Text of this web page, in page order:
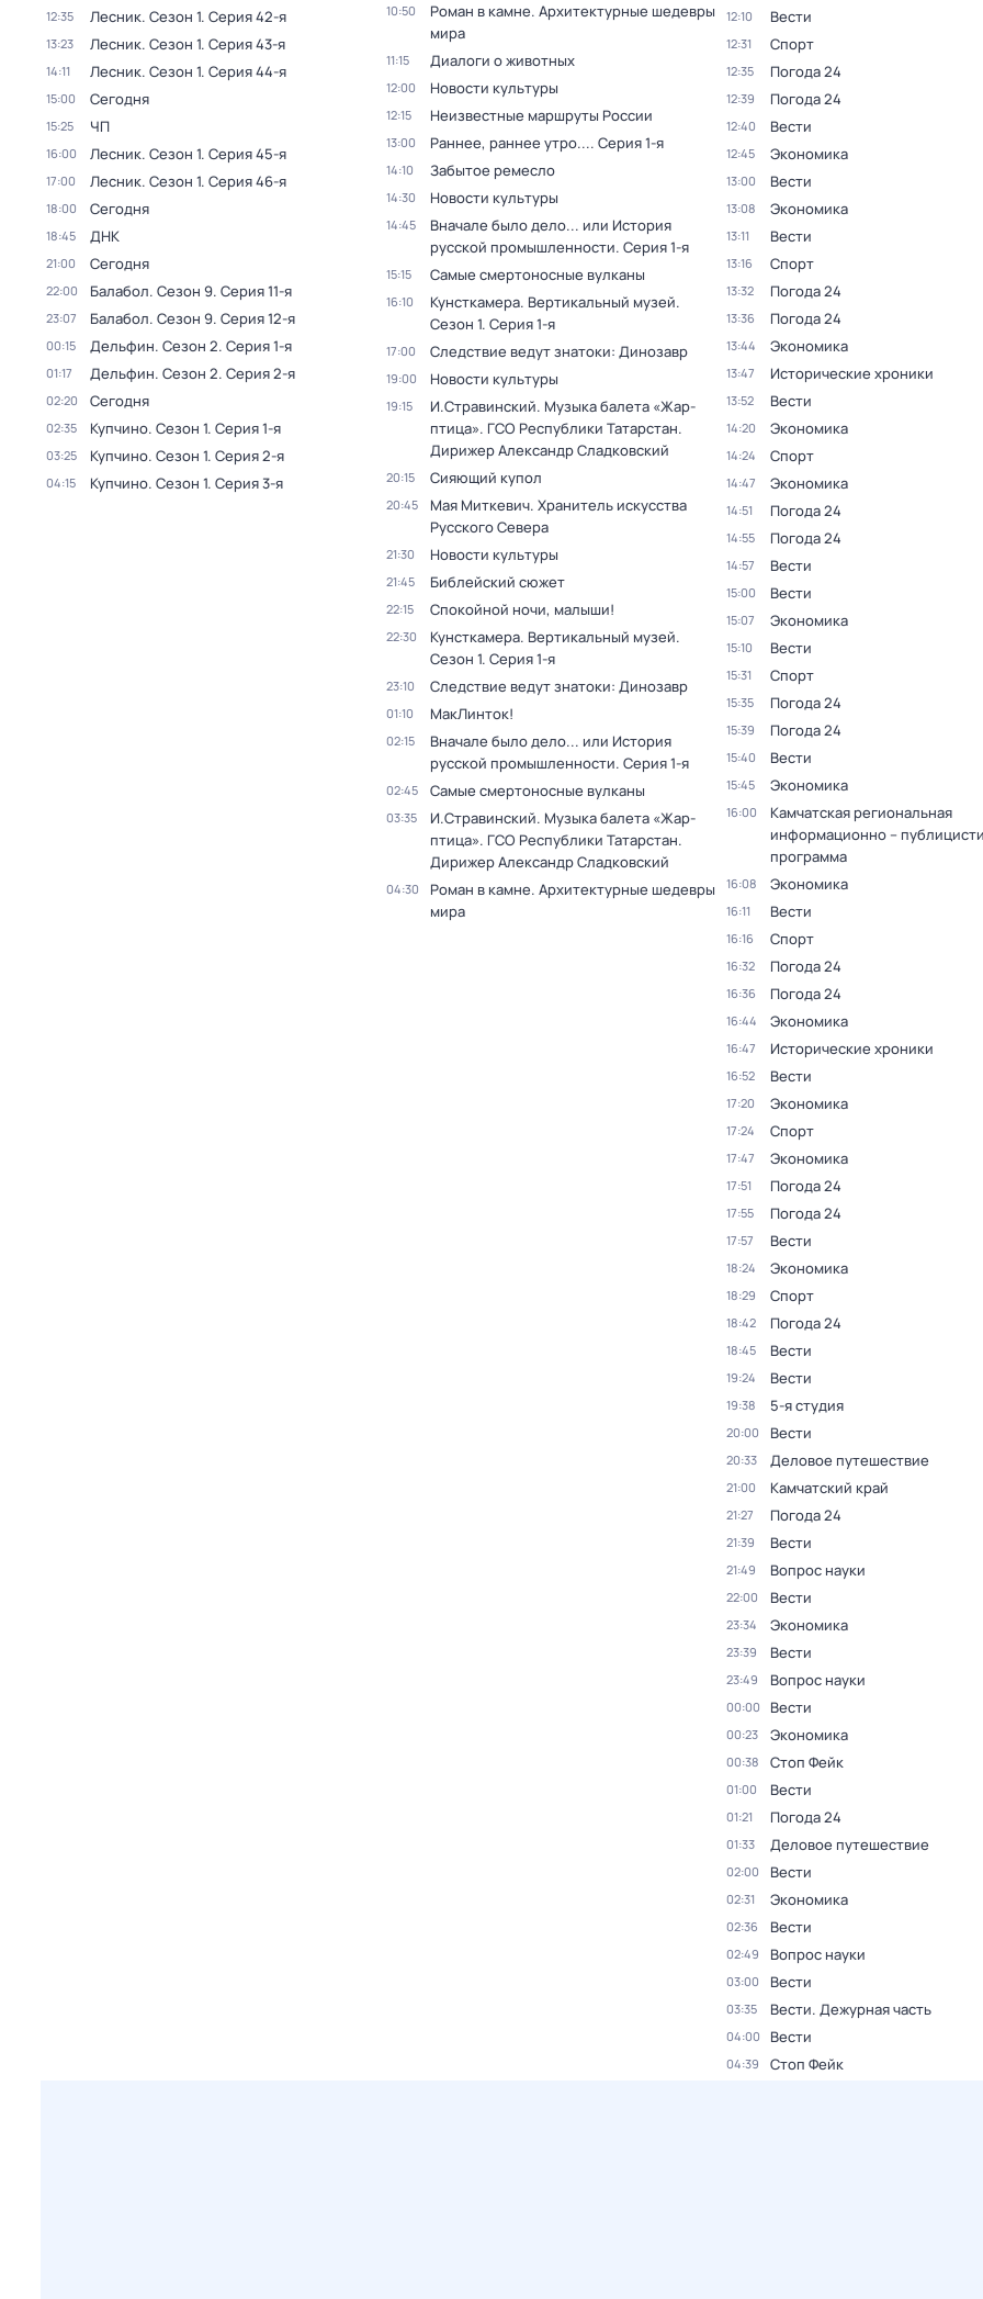
12:35 Лесник. Сезон 1. Серия 42-я
13:23 Лесник. Сезон 1. Серия 43-я
14:11 Лесник. Сезон 1. Серия 44-я
15:00 Сегодня
15:25 ЧП
16:00 Лесник. Сезон 1. Серия 45-я
17:00 Лесник. Сезон 1. Серия 46-я
18:00 Сегодня
18:45 ДНК
21:00 Сегодня
22:00 Балабол. Сезон 9. Серия 11-я
23:07 Балабол. Сезон 9. Серия 12-я
00:15 Дельфин. Сезон 2. Серия 1-я
01:17 Дельфин. Сезон 2. Серия 2-я
02:20 Сегодня
02:35 Купчино. Сезон 1. Серия 1-я
03:25 Купчино. Сезон 1. Серия 2-я
04:15 Купчино. Сезон 1. Серия 3-я
10:50
Роман в камне. Архитектурные шедевры
мира
11:15 Диалоги о животных
12:00 Новости культуры
12:15 Неизвестные маршруты России
13:00 Раннее, раннее утро.... Серия 1-я
14:10 Забытое ремесло
14:30 Новости культуры
14:45
Вначале было дело... или История
русской промышленности. Серия 1-я
15:15 Самые смертоносные вулканы
16:10 Кунсткамера. Вертикальный музей.
Сезон 1. Серия 1-я
17:00 Следствие ведут знатоки: Динозавр
19:00 Новости культуры
19:15
И.Стравинский. Музыка балета «Жар-
птица». ГСО Республики Татарстан.
Дирижер Александр Сладковский
20:15 Сияющий купол
20:45
Мая Миткевич. Хранитель искусства
Русского Севера
21:30 Новости культуры
21:45 Библейский сюжет
22:15 Спокойной ночи, малыши!
22:30 Кунсткамера. Вертикальный музей.
Сезон 1. Серия 1-я
23:10 Следствие ведут знатоки: Динозавр
01:10 МакЛинток!
02:15
Вначале было дело... или История
русской промышленности. Серия 1-я
02:45 Самые смертоносные вулканы
03:35
И.Стравинский. Музыка балета «Жар-
птица». ГСО Республики Татарстан.
Дирижер Александр Сладковский
04:30
Роман в камне. Архитектурные шедевры
мира
12:10 Вести
12:31 Спорт
12:35 Погода 24
12:39 Погода 24
12:40 Вести
12:45 Экономика
13:00 Вести
13:08 Экономика
13:11 Вести
13:16 Спорт
13:32 Погода 24
13:36 Погода 24
13:44 Экономика
13:47 Исторические хроники
13:52 Вести
14:20 Экономика
14:24 Спорт
14:47 Экономика
14:51 Погода 24
14:55 Погода 24
14:57 Вести
15:00 Вести
15:07 Экономика
15:10 Вести
15:31 Спорт
15:35 Погода 24
15:39 Погода 24
15:40 Вести
15:45 Экономика
16:00
Камчатская региональная
информационно –
программа
16:08 Экономика
16:11 Вести
16:16 Спорт
16:32 Погода 24
16:36 Погода 24
16:44 Экономика
16:47 Исторические хроники
16:52 Вести
17:20 Экономика
17:24 Спорт
17:47 Экономика
17:51 Погода 24
17:55 Погода 24
17:57 Вести
18:24 Экономика
18:29 Спорт
18:42 Погода 24
18:45 Вести
19:24 Вести
19:38 5-я студия
20:00 Вести
20:33 Деловое путешествие
21:00 Камчатский край
21:27 Погода 24
21:39 Вести
21:49 Вопрос науки
22:00 Вести
23:34 Экономика
23:39 Вести
23:49 Вопрос науки
00:00 Вести
00:23 Экономика
00:38 Стоп Фейк
01:00 Вести
01:21 Погода 24
01:33 Деловое путешествие
02:00 Вести
02:31 Экономика
02:36 Вести
02:49 Вопрос науки
03:00 Вести
03:35 Вести. Дежурная часть
04:00 Вести
04:39 Стоп Фейк